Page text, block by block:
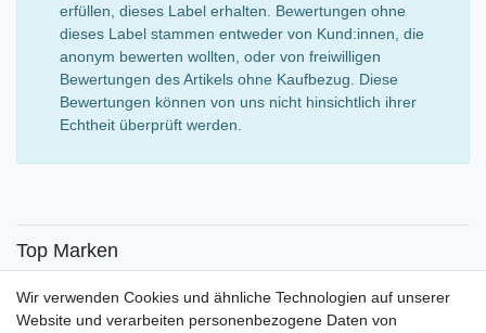
erfüllen, dieses Label erhalten. Bewertungen ohne
dieses Label stammen entweder von Kund:innen, die
anonym bewerten wollten, oder von freiwilligen
Bewertungen des Artikels ohne Kaufbezug. Diese
Bewertungen können von uns nicht hinsichtlich ihrer
Echtheit überprüft werden.
Top Marken
Top Themen
Wir verwenden Cookies und ähnliche Technologien auf unserer
Website und verarbeiten personenbezogene Daten von